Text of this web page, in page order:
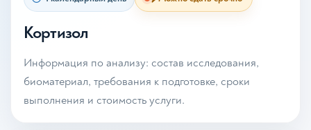
Кортизол
Информация по анализу: состав исследования,
биоматериал, требования к подготовке, сроки
выполнения и стоимость услуги.